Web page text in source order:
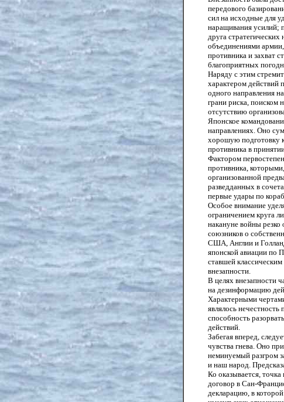
передового
сил на исходные для
наращивания усилий;
друга
объединениями
противника и захват
благоприятных
Наряду с этим
характером действий
одного направления
грани риска, поиском
отсутствию
Японское
направлениях. Оно
хорошую подготовку
противника в
Фактором
противника,
организованной
разведданных в
первые удары по
Особое внимание
ограничением круга
накануне войны
союзников о
США, Англии и
японской авиации по
ставшей
внезапности.
В целях внезапности
на дезинформацию
Характерными
являлось
способность
действий.
Забегая вперед,
чувства гнева. Оно
неминуемый разгром
и наш народ.
Ко оказывается,
договор в Сан-
декларацию, в